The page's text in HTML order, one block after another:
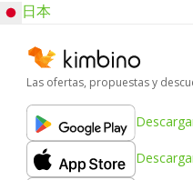
日本
Las ofertas, propuestas y